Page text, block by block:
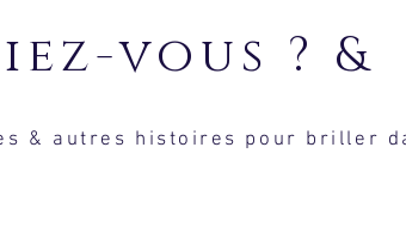
& autres histoires pour briller